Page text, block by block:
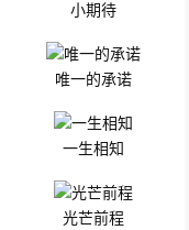
小期待
唯一的承诺
一生相知
光芒前程